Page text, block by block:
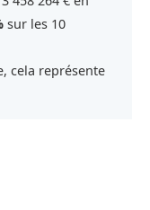
sur les 10
cela représente